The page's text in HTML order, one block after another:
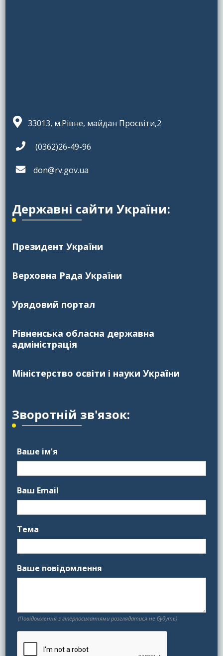
33013, м.Рівне, майдан Просвіти,2
(0362)26-49-96
don@rv.gov.ua
Державні сайти України:
Президент України
Верховна Рада України
Урядовий портал
Рівненська обласна державна
адміністрація
Міністерство освіти і науки України
Зворотній зв'язок:
Ваше ім'я
Ваш Email
Тема
Ваше повідомлення
(Повідомлення з гіперпосиланнями розглядатися не будуть)